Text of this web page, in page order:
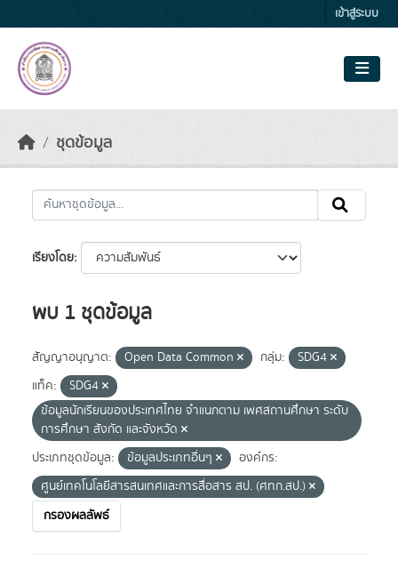
เข้าสู่ระบบ
ชุดข้อมูล
เรียงโดย
พบ 1 ชุดข้อมูล
สัญญาอนุญาต: Open Data Common กลุ่ม:
SDG4
แท็ค:
SDG4
ข้อมูลนักเรียนของประเทศไทย จำแนกตาม เพศสถานศึกษา ระดับ
การศึกษา สังกัด และจังหวัด
ประเภทชุดข้อมูล:
ข้อมูลประเภทอื่นๆ
องค์กร:
ศูนย์เทคโนโลยีสารสนเทศและการสื่อสาร สป. (ศทก.สป.)
กรองผลลัพธ์